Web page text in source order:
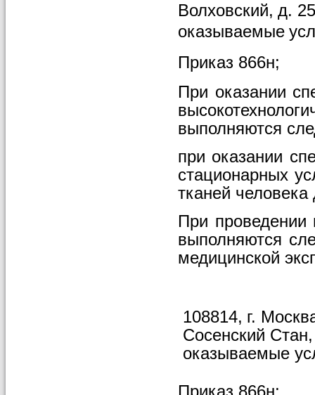
Волховский, д.
оказываемые
Приказ 866н;
При оказании
выполняются
при оказании
стационарных
тканей человека
При проведении
выполняются
медицинской
108814, г.
Сосенский Стан,
оказываемые